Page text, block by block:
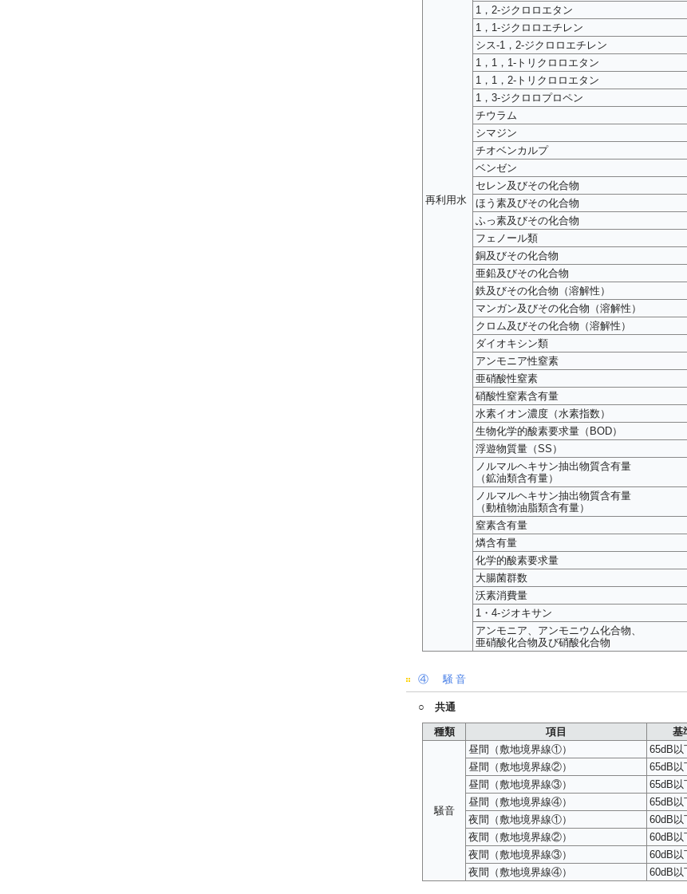
再利用水
1，2-ジクロロエタン
1，1-ジクロロエチレン
シス-1，2-ジクロロエチレン
1，1，1-トリクロロエタン
1，1，2-トリクロロエタン
1，3-ジクロロプロペン
チウラム
シマジン
チオベンカルプ
ベンゼン
セレン及びその化合物
ほう素及びその化合物
ふっ素及びその化合物
フェノール類
銅及びその化合物
亜鉛及びその化合物
鉄及びその化合物（溶解性）
マンガン及びその化合物（溶解性）
クロム及びその化合物（溶解性）
ダイオキシン類
アンモニア性窒素
亜硝酸性窒素
硝酸性窒素含有量
水素イオン濃度（水素指数）
生物化学的酸素要求量（BOD）
浮遊物質量（SS）
ノルマルヘキサン抽出物質含有量
（鉱油類含有量）
ノルマルヘキサン抽出物質含有量
（動植物油脂類含有量）
窒素含有量
燐含有量
化学的酸素要求量
大腸菌群数
沃素消費量
1・4-ジオキサン
アンモニア、アンモニウム化合物、
亜硝酸化合物及び硝酸化合物
④ 騒音
○ 共通
種類 項目 基
騒音
昼間（敷地境界線①） 65dB以
昼間（敷地境界線②）
65dB以
昼間（敷地境界線③）
65dB以
昼間（敷地境界線④）
65dB以
夜間（敷地境界線①）
60dB以
夜間（敷地境界線②）
60dB以
夜間（敷地境界線③）
60dB以
夜間（敷地境界線④）
60dB以